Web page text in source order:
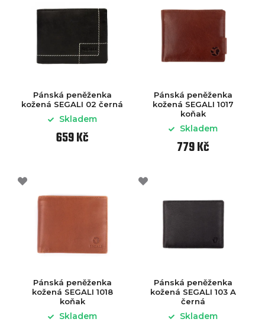
Pánská peněženka
kožená SEGALI 02 černá
Skladem
659 Kč
Pánská peněženka
kožená SEGALI 1017
koňak
Skladem
779 Kč
Pánská peněženka
kožená SEGALI 1018
koňak
Skladem
Pánská peněženka
kožená SEGALI 103 A
černá
Skladem